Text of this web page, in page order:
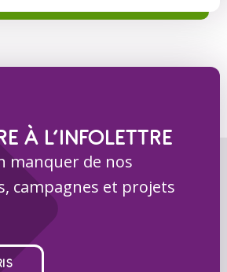
À L’INFOLETTRE
manquer de nos
campagnes et projets